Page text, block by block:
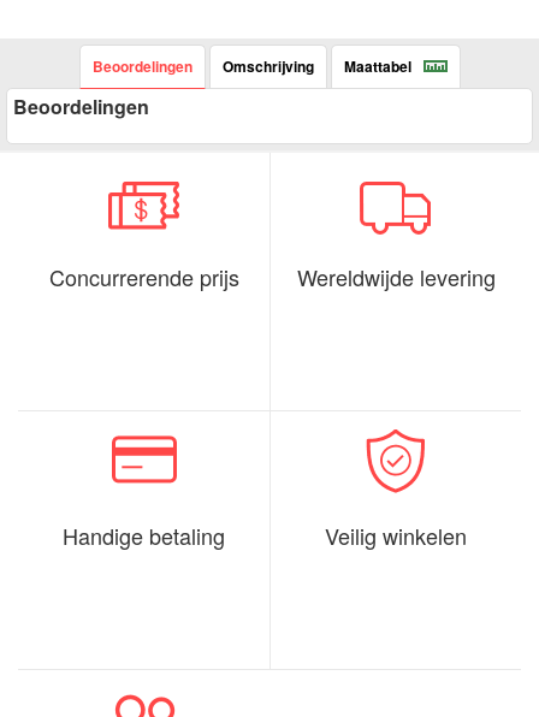
Beoordelingen Omschrijving Maattabel
Beoordelingen
Concurrerende prijs Wereldwijde levering
Handige betaling Veilig winkelen